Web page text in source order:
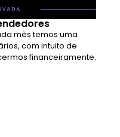
mês temos uma
com intuito de
financeiramente.